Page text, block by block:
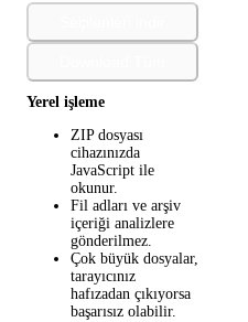
Yerel işleme
ZIP dosyası
cihazınızda
JavaScript ile
okunur.
Fil adları ve arşiv
içeriği analizlere
gönderilmez.
Çok büyük dosyalar,
tarayıcınız
hafızadan çıkıyorsa
başarısız olabilir.